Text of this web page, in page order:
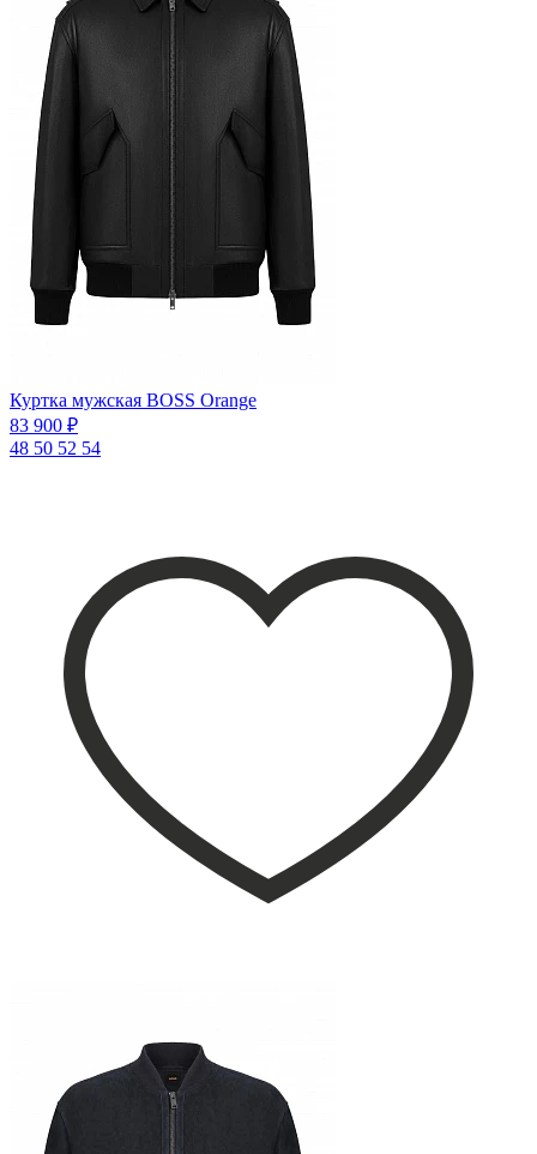
Куртка мужская BOSS Orange
83 900 ₽
48 50 52 54